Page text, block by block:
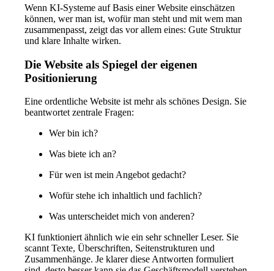
Wenn KI-Systeme auf Basis einer Website einschätzen
können, wer man ist, wofür man steht und mit wem man
zusammenpasst, zeigt das vor allem eines: Gute Struktur
und klare Inhalte wirken.
Die Website als Spiegel der eigenen
Positionierung
Eine ordentliche Website ist mehr als schönes Design. Sie
beantwortet zentrale Fragen:
Wer bin ich?
Was biete ich an?
Für wen ist mein Angebot gedacht?
Wofür stehe ich inhaltlich und fachlich?
Was unterscheidet mich von anderen?
KI funktioniert ähnlich wie ein sehr schneller Leser. Sie
scannt Texte, Überschriften, Seitenstrukturen und
Zusammenhänge. Je klarer diese Antworten formuliert